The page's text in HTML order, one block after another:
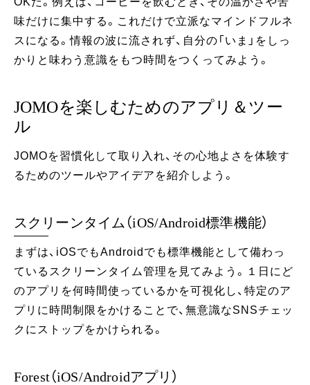
味だけに集中する。これだけで立派なマインドフルネ
スになる。情報の波に流されず、自分の「いま」をしっ
かりと味わう意識をもつ時間をつくってみよう。
JOMOを楽しむためのアプリ＆ツー
ル
JOMOを習慣化して取り入れ、その心地よさを体験す
るためのツールやアイデアを紹介しよう。
スクリーンタイム（iOS/Android標準機能）
まずは、iOSでもAndroidでも標準機能として備わっ
ているスクリーンタイム管理を見てみよう。１日にど
のアプリを何時間使っているかを可視化し、特定のア
プリに時間制限をかけることで、無意識なSNSチェッ
クにストップをかけられる。
Forest（iOS/Androidアプリ）